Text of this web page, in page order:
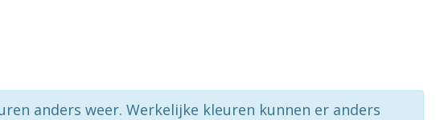
anders weer. Werkelijke kleuren kunnen er anders